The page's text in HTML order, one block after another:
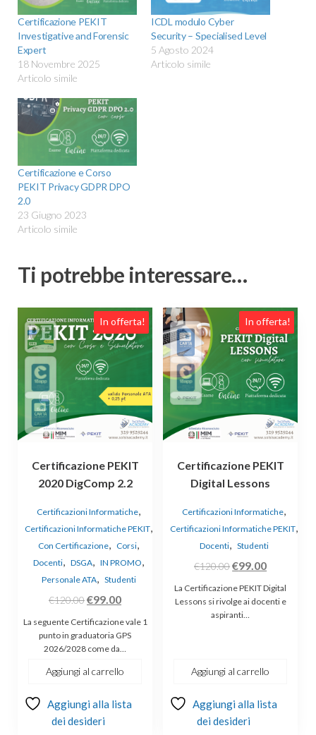
Certificazione PEKIT
Investigative and Forensic
Expert
18 Novembre 2025
Articolo simile
ICDL modulo Cyber
Security – Specialised Level
5 Agosto 2024
Articolo simile
Certificazione e Corso
PEKIT Privacy GDPR DPO
2.0
23 Giugno 2023
Articolo simile
Ti potrebbe interessare…
In offerta!
Certificazione PEKIT
2020 DigComp 2.2
Certificazioni Informatiche,
Certificazioni Informatiche PEKIT,
Con Certificazione, Corsi,
Docenti, DSGA, IN PROMO,
Personale ATA, Studenti
€120.00Il
prezzo
originale
era:
€120.00.
€99.00Il
prezzo
attuale
è:
€99.00.
La seguente Certificazione vale 1
punto in graduatoria GPS
2026/2028 come da…
Aggiungi al carrello
Aggiungi alla lista
dei desideri
In offerta!
Certificazione PEKIT
Digital Lessons
Certificazioni Informatiche,
Certificazioni Informatiche PEKIT,
Docenti, Studenti
€120.00Il
prezzo
originale
era:
€99.00Il
prezzo
attuale
La Certificazione PEKIT Digital
Lessons si rivolge ai docenti e
aspiranti…
Aggiungi al carrello
Aggiungi alla lista
dei desideri